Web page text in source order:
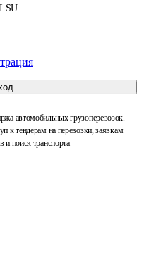
автомобильных грузоперевозок.
к тендерам на перевозки, заявкам
и поиск транспорта